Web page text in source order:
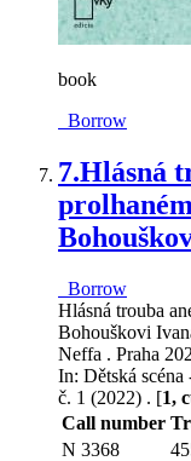
book
Borrow
7.Hlásná
Borrow
Hlásná trouba
Bohouškovi
Neffa . Praha
In: Dětská
č. 1 (2022) . [1,
Call number
N 3368